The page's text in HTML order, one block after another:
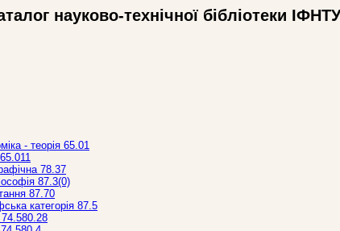
науково-технічної бібліотеки
- теорія 65.01
78.37
87.3(0)
87.70
категорія 87.5